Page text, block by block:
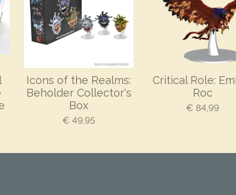
Icons of the Realms:
Beholder Collector's
Box
€ 49,95
Critical Role:
Roc
€ 84,99